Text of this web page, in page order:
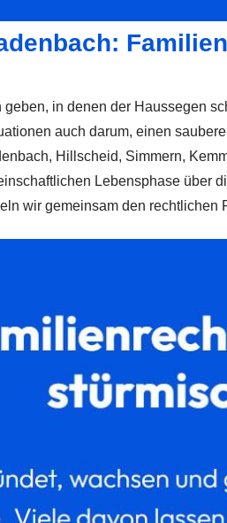
in denen der Haussegen
auch darum, einen
Hillscheid, Simmern,
Lebensphase über
wir gemeinsam den rechtlichen